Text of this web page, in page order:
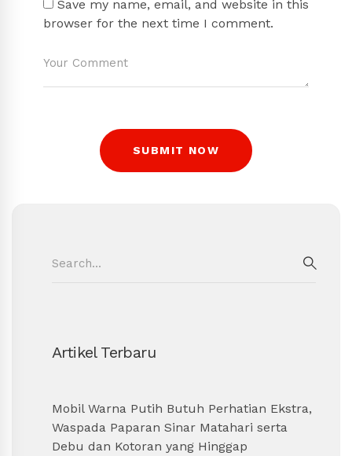
Save my name, email, and website in this
browser for the next time I comment.
for:
Artikel Terbaru
Mobil Warna Putih Butuh Perhatian Ekstra,
Waspada Paparan Sinar Matahari serta
Debu dan Kotoran yang Hinggap